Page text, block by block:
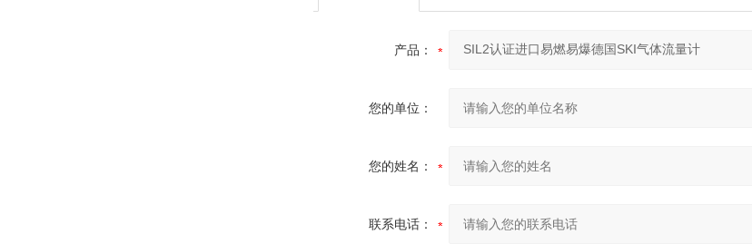
产品：
您的单位：
您的姓名：
联系电话：